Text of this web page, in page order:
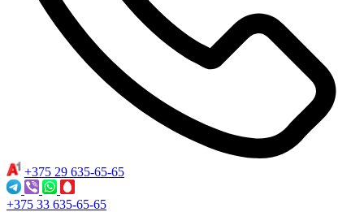
+375 29 635-65-65
+375 33 635-65-65